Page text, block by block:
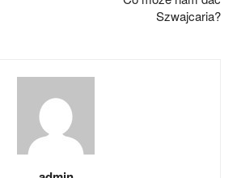
Szwajcaria?